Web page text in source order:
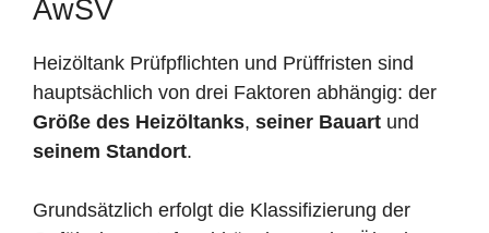
AwSV
Heizöltank Prüfpflichten und Prüffristen sind
hauptsächlich von drei Faktoren abhängig: der
Größe des Heizöltanks, seiner Bauart und
seinem Standort.
Grundsätzlich erfolgt die Klassifizierung der